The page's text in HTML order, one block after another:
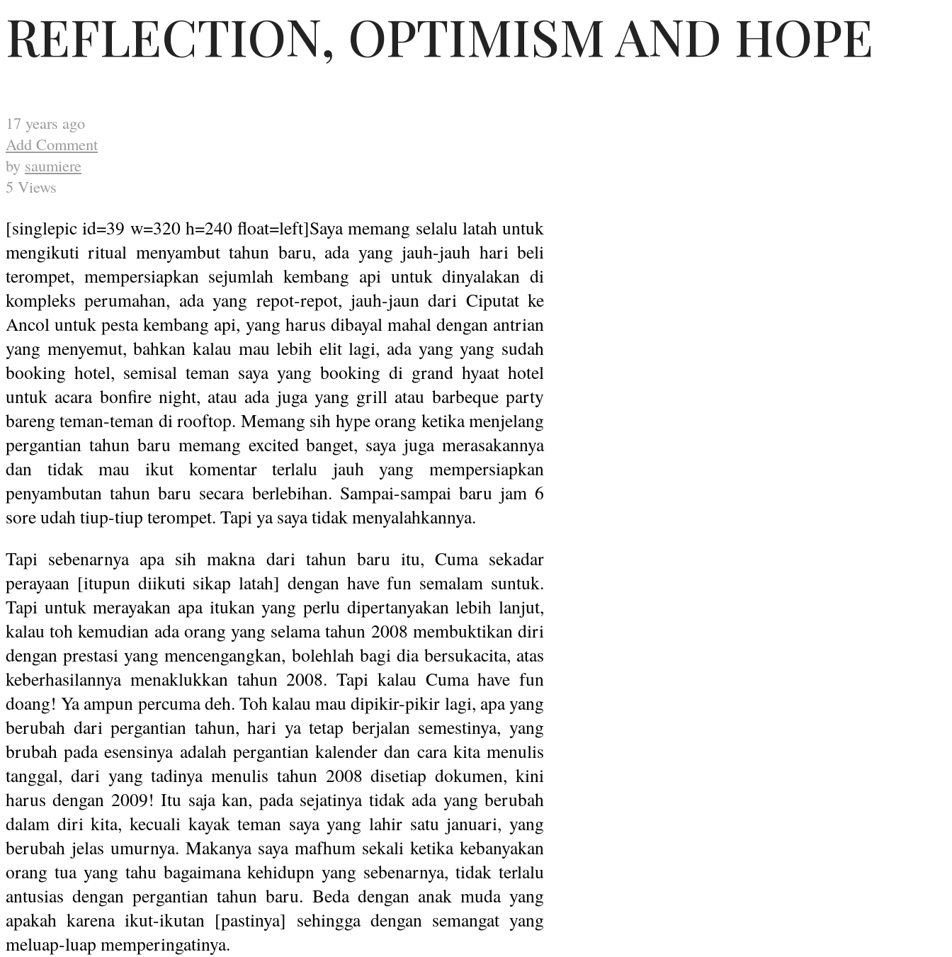
REFLECTION, OPTIMISM AND HOPE
17 years ago
Add Comment
by saumiere
5 Views
[singlepic id=39 w=320 h=240 float=left]Saya memang selalu latah untuk
mengikuti ritual menyambut tahun baru, ada yang jauh-jauh hari beli
terompet, mempersiapkan sejumlah kembang api untuk dinyalakan di
kompleks perumahan, ada yang repot-repot, jauh-jaun dari Ciputat ke
Ancol untuk pesta kembang api, yang harus dibayal mahal dengan antrian
yang menyemut, bahkan kalau mau lebih elit lagi, ada yang yang sudah
booking hotel, semisal teman saya yang booking di grand hyaat hotel
untuk acara bonfire night, atau ada juga yang grill atau barbeque party
bareng teman-teman di rooftop. Memang sih hype orang ketika menjelang
pergantian tahun baru memang excited banget, saya juga merasakannya
dan tidak mau ikut komentar terlalu jauh yang mempersiapkan
penyambutan tahun baru secara berlebihan. Sampai-sampai baru jam 6
sore udah tiup-tiup terompet. Tapi ya saya tidak menyalahkannya.
Tapi sebenarnya apa sih makna dari tahun baru itu, Cuma sekadar
perayaan [itupun diikuti sikap latah] dengan have fun semalam suntuk.
Tapi untuk merayakan apa itukan yang perlu dipertanyakan lebih lanjut,
kalau toh kemudian ada orang yang selama tahun 2008 membuktikan diri
dengan prestasi yang mencengangkan, bolehlah bagi dia bersukacita, atas
keberhasilannya menaklukkan tahun 2008. Tapi kalau Cuma have fun
doang! Ya ampun percuma deh. Toh kalau mau dipikir-pikir lagi, apa yang
berubah dari pergantian tahun, hari ya tetap berjalan semestinya, yang
brubah pada esensinya adalah pergantian kalender dan cara kita menulis
tanggal, dari yang tadinya menulis tahun 2008 disetiap dokumen, kini
harus dengan 2009! Itu saja kan, pada sejatinya tidak ada yang berubah
dalam diri kita, kecuali kayak teman saya yang lahir satu januari, yang
berubah jelas umurnya. Makanya saya mafhum sekali ketika kebanyakan
orang tua yang tahu bagaimana kehidupn yang sebenarnya, tidak terlalu
antusias dengan pergantian tahun baru. Beda dengan anak muda yang
apakah karena ikut-ikutan [pastinya] sehingga dengan semangat yang
meluap-luap memperingatinya.